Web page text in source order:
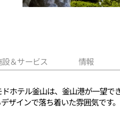
＆サービス 情報
ホテル釜山は、釜山港が一望
ザインで落ち着いた雰囲気です。